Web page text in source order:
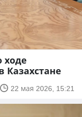
ходе
Казахстане
22 мая 2026, 15:21